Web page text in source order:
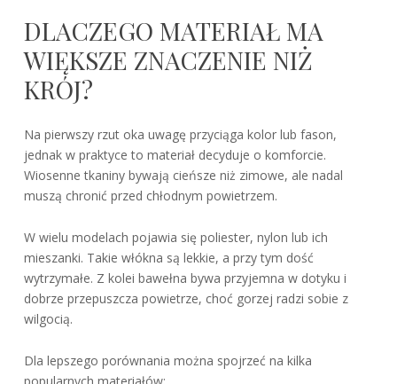
DLACZEGO MATERIAŁ MA
WIĘKSZE ZNACZENIE NIŻ
KRÓJ?
Na pierwszy rzut oka uwagę przyciąga kolor lub fason,
jednak w praktyce to materiał decyduje o komforcie.
Wiosenne tkaniny bywają cieńsze niż zimowe, ale nadal
muszą chronić przed chłodnym powietrzem.
W wielu modelach pojawia się poliester, nylon lub ich
mieszanki. Takie włókna są lekkie, a przy tym dość
wytrzymałe. Z kolei bawełna bywa przyjemna w dotyku i
dobrze przepuszcza powietrze, choć gorzej radzi sobie z
wilgocią.
Dla lepszego porównania można spojrzeć na kilka